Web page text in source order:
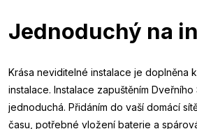
Jednoduchý na
Krása neviditelné instalace je doplněna
instalace. Instalace zapuštěním
jednoduchá. Přidáním do vaší domácí
času, potřebné vložení baterie a